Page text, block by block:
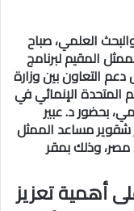
العلمي، صباح
المقيم لبرنامج
التعاون بين وزارة
المتحدة الإنمائي في
بحضور د. عبير
شقوير مساعد الممثل
مصر، وذلك بمقر
أهمية تعزيز